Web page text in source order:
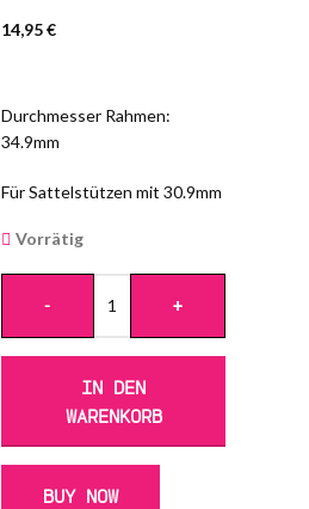
14,95€
Durchmesser Rahmen:
34.9mm
Für Sattelstützen mit 30.9mm
Vorrätig
- +
IN DEN
WARENKORB
BUY NOW